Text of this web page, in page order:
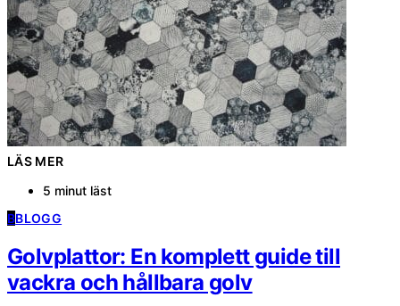
LÄS MER
5 minut läst
BBLOGG
Golvplattor: En komplett guide till
vackra och hållbara golv